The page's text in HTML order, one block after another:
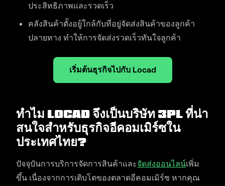
ประสิทธิภาพและรวดเร็ว
คลังสินค้าตั้งอยู้ใกล้กับที่อยู่จัดส่งสินค้าของลูกค้า
ปลายทาง ทำให้การจัดส่งรวดเร็วทันใจลูกค้า
เริ่มต้นธุรกิจไปกับ Locad
ทำไม Locad จึงเป็นบริษัท 3PL ที่น่า
สนใจสำหรับธุรกิจอีคอมเมิร์ซใน
ประเทศไทย?
ปัจจุบันการบริการจัดการสินค้าและจัดส่งออนไลน์เพิ่ม
ขึ้น เนื่องจากการเติบโตของตลาดอีคอมเมิร์ซ หากคุณ